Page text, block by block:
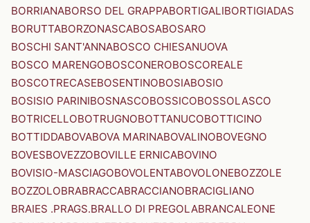
BORRIANABORSO DEL GRAPPABORTIGALIBORTIGIADAS
BORUTTABORZONASCABOSABOSARO
BOSCHI SANT'ANNABOSCO CHIESANUOVA
BOSCO MARENGOBOSCONEROBOSCOREALE
BOSCOTRECASEBOSENTINOBOSIABOSIO
BOSISIO PARINIBOSNASCOBOSSICOBOSSOLASCO
BOTRICELLOBOTRUGNOBOTTANUCOBOTTICINO
BOTTIDDABOVABOVA MARINABOVALINOBOVEGNO
BOVESBOVEZZOBOVILLE ERNICABOVINO
BOVISIO-MASCIAGOBOVOLENTABOVOLONEBOZZOLE
BOZZOLOBRABRACCABRACCIANOBRACIGLIANO
BRAIES .PRAGS.BRALLO DI PREGOLABRANCALEONE